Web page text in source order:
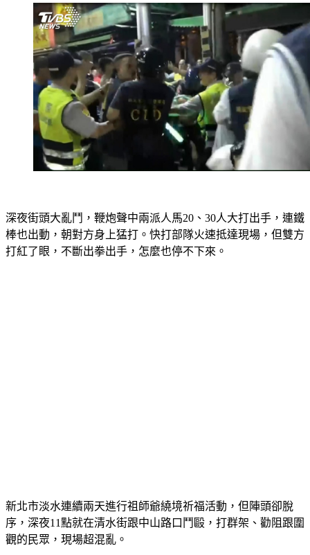
深夜街頭大亂鬥，鞭炮聲中兩派人馬20、30人大打出手，連鐵
棒也出動，朝對方身上猛打。快打部隊火速抵達現場，但雙方
打紅了眼，不斷出拳出手，怎麼也停不下來。
新北市淡水連續兩天進行祖師爺繞境祈福活動，但陣頭卻脫
序，深夜11點就在清水街跟中山路口鬥毆，打群架、勸阻跟圍
觀的民眾，現場超混亂。